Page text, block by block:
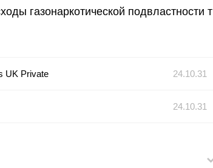
газонаркотической подвластности т
UK Private 24.10.31
24.10.31